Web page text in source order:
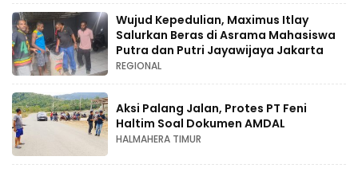
Wujud Kepedulian, Maximus Itlay
Salurkan Beras di Asrama Mahasiswa
Putra dan Putri Jayawijaya Jakarta
REGIONAL
Aksi Palang Jalan, Protes PT Feni
Haltim Soal Dokumen AMDAL
HALMAHERA TIMUR